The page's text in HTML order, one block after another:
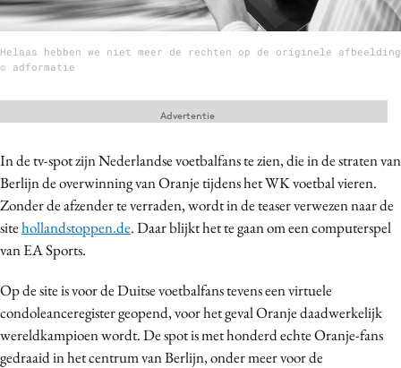
Events
Vacatures
Partners
Topics
Artificial Intelligence
Bureaus
Campagnes
Contentmarketing
Craft
Customer Experience
Helaas hebben we niet meer de rechten op de originele afbeelding
© adformatie
In de tv-spot zijn Nederlandse voetbalfans te zien, die in de straten van
Berlijn de overwinning van Oranje tijdens het WK voetbal vieren.
Zonder de afzender te verraden, wordt in de teaser verwezen naar de
sitehollandstoppen.de. Daar blijkt het te gaan om een computerspel
van EA Sports.
Op de site is voor de Duitse voetbalfans tevens een virtuele
condoleanceregister geopend, voor het geval Oranje daadwerkelijk
wereldkampioen wordt. De spot is met honderd echte Oranje-fans
gedraaid in het centrum van Berlijn, onder meer voor de
Advertentie